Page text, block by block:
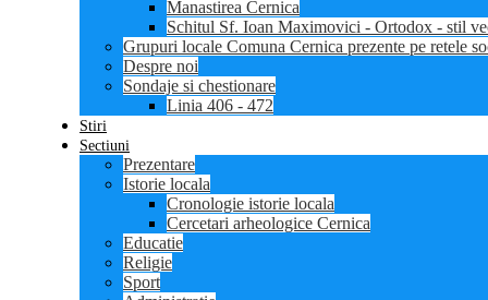
Manastirea Cernica
Schitul Sf. Ioan Maximovici - Ortodox - stil
Grupuri locale Comuna Cernica prezente pe retele
Despre noi
Sondaje si chestionare
Linia 406 - 472
Stiri
Sectiuni
Prezentare
Istorie locala
Cronologie istorie locala
Cercetari arheologice Cernica
Educatie
Religie
Sport